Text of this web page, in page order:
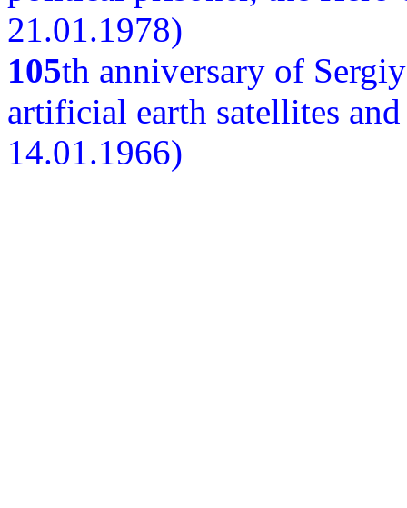
21.01.1978)
105th anniversary of
artificial earth satellites
14.01.1966)